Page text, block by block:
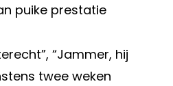
puike prestatie
“Jammer, hij
twee weken